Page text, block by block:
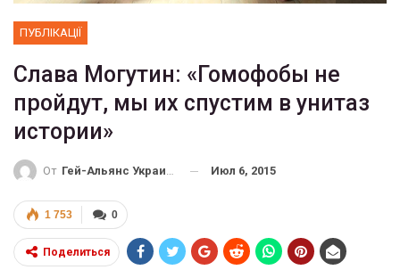
ПУБЛІКАЦІЇ
Слава Могутин: «Гомофобы не
пройдут, мы их спустим в унитаз
истории»
От Гей-Альянс Украина Июл 6, 2015
0
1 753
Поделиться